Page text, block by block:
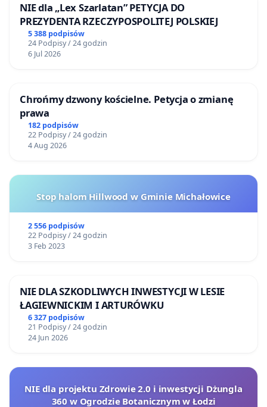
NIE dla „Lex Szarlatan” PETYCJA DO
PREZYDENTA RZECZYPOSPOLITEJ POLSKIEJ
5 388 podpisów
24 Podpisy / 24 godzin
6 Jul 2026
Chrońmy dzwony kościelne. Petycja o zmianę
prawa
182 podpisów
22 Podpisy / 24 godzin
4 Aug 2026
Stop halom Hillwood w Gminie Michałowice
2 556 podpisów
22 Podpisy / 24 godzin
3 Feb 2023
NIE DLA SZKODLIWYCH INWESTYCJI W LESIE
ŁAGIEWNICKIM I ARTURÓWKU
6 327 podpisów
21 Podpisy / 24 godzin
24 Jun 2026
NIE dla projektu Zdrowie 2.0 i inwestycji Dżungla
360 w Ogrodzie Botanicznym w Łodzi